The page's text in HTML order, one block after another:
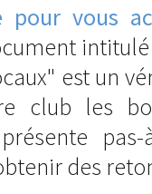
pour vous
est un
club les
des